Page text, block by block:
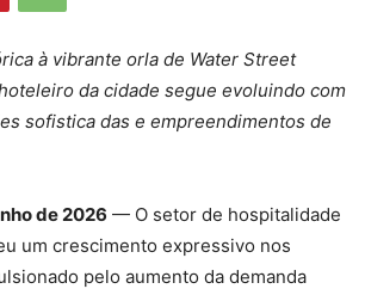
à vibrante orla de Water Street
da cidade segue evoluindo com
sofistica das e empreendimentos de
de 2026 — O setor de hospitalidade
um crescimento expressivo nos
pelo aumento da demanda